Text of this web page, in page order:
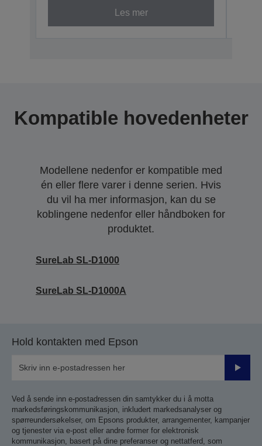
Les mer
Kompatible hovedenheter
Modellene nedenfor er kompatible med
én eller flere varer i denne serien. Hvis
du vil ha mer informasjon, kan du se
koblingene nedenfor eller håndboken for
produktet.
SureLab SL-D1000
SureLab SL-D1000A
Hold kontakten med Epson
Send
Ved å sende inn e-postadressen din samtykker du i å motta
markedsføringskommunikasjon, inkludert markedsanalyser og
spørreundersøkelser, om Epsons produkter, arrangementer, kampanjer
og tjenester via e-post eller andre former for elektronisk
kommunikasjon, basert på dine preferanser og nettatferd, som